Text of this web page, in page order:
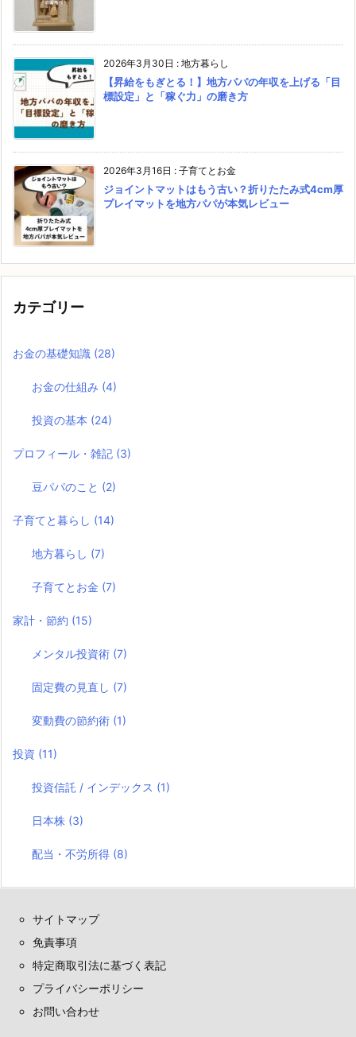
2026年3月30日 : 地方暮らし
【昇給をもぎとる！】地方パパの年収を上げる「目
標設定」と「稼ぐ力」の磨き方
2026年3月16日 : 子育てとお金
ジョイントマットはもう古い？折りたたみ式4cm厚
プレイマットを地方パパが本気レビュー
カテゴリー
お金の基礎知識 (28)
お金の仕組み (4)
投資の基本 (24)
プロフィール・雑記 (3)
豆パパのこと (2)
子育てと暮らし (14)
地方暮らし (7)
子育てとお金 (7)
家計・節約 (15)
メンタル投資術 (7)
固定費の見直し (7)
変動費の節約術 (1)
投資 (11)
投資信託 / インデックス (1)
日本株 (3)
配当・不労所得 (8)
サイトマップ
免責事項
特定商取引法に基づく表記
プライバシーポリシー
お問い合わせ